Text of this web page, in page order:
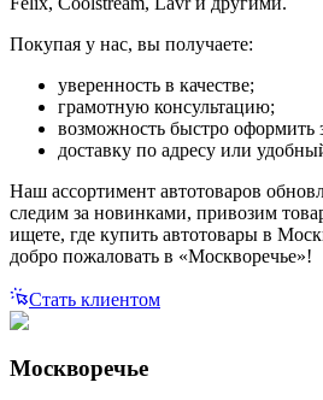
Покупая у нас, вы получаете:
уверенность в качестве;
грамотную консультацию;
возможность быстро оформить
доставку по адресу или
Наш ассортимент автотоваров
следим за новинками, привозим
ищете, где купить автотовары в
добро пожаловать в «Москворечье»!
Стать клиентом
Москворечье